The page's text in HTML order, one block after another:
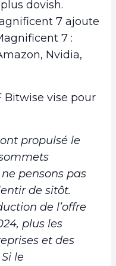
dovish.
7 ajoute
7 :
Nvidia,
Bitwise vise pour
propulsé le
pensons pas
de sitôt.
de l’offre
plus les
et des
le